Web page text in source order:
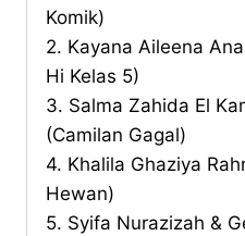
Komik)
2. Kayana Aileena
Hi Kelas 5)
3. Salma Zahida El
(Camilan Gagal)
4. Khalila Ghaziya
Hewan)
5. Syifa Nurazizah &